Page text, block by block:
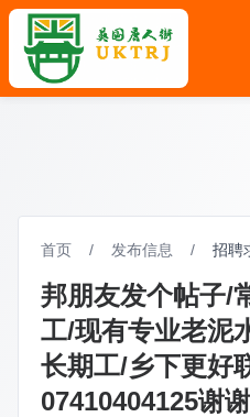
首页 / 发布信息 / 招聘
邦朋友发个帖子/
工/现有专业老泥
长期工/乡下更好
07410404125谢